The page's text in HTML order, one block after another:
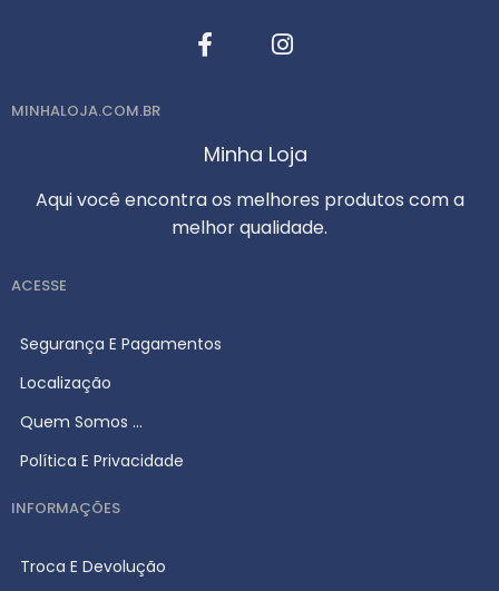
MINHALOJA.COM.BR
Minha Loja
Aqui você encontra os melhores produtos com a
melhor qualidade.
ACESSE
Segurança E Pagamentos
Localização
Quem Somos ...
Política E Privacidade
INFORMAÇÕES
Troca E Devolução